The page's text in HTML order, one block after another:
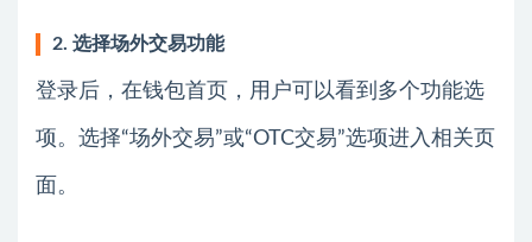
2. 选择场外交易功能
登录后，在钱包首页，用户可以看到多个功能选
项。选择“场外交易”或“OTC交易”选项进入相关页
面。